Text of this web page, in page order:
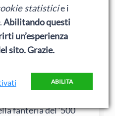
delle spade
(dato che
dove non ci sono
nel torso -che
utile che non
fanteria del ‘500
statisticie i
.Abilitando questi
un’esperienza
sito. Grazie.
ABILITA